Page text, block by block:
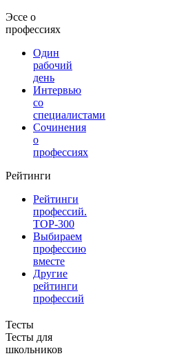
Эссе о
профессиях
Один
рабочий
день
Интервью
со
специалистами
Сочинения
о
профессиях
Рейтинги
Рейтинги
профессий.
TOP-300
Выбираем
профессию
вместе
Другие
рейтинги
профессий
Тесты
Тесты для
школьников